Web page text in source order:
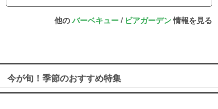
他のバーベキュー/ ビアガーデン情報を見る
今が旬！季節のおすすめ特集